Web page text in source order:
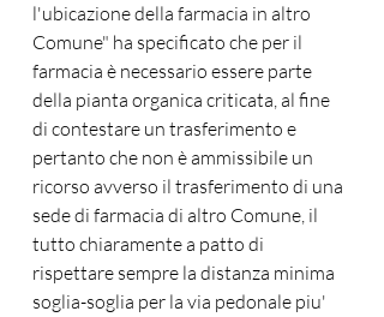
l'ubicazione della farmacia in altro
Comune" ha specificato che per il
farmacia è necessario essere parte
della pianta organica criticata, al fine
di contestare un trasferimento e
pertanto che non è ammissibile un
ricorso avverso il trasferimento di una
sede di farmacia di altro Comune, il
tutto chiaramente a patto di
rispettare sempre la distanza minima
soglia-soglia per la via pedonale piu'